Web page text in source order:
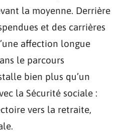
la moyenne. Derrière
et des carrières
affection longue
le parcours
bien plus qu’un
la Sécurité sociale :
vers la retraite,